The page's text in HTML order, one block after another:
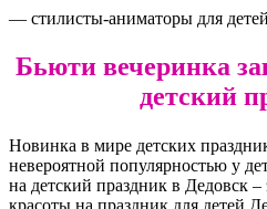
— стилисты-аниматоры для
Бьюти вечеринка
детский
Новинка в мире детских
невероятной популярностью у
на детский праздник в Дедовск
красоты на праздник для детей